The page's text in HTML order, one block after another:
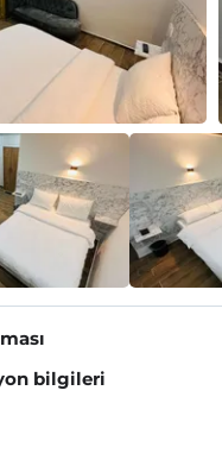
bilgileri